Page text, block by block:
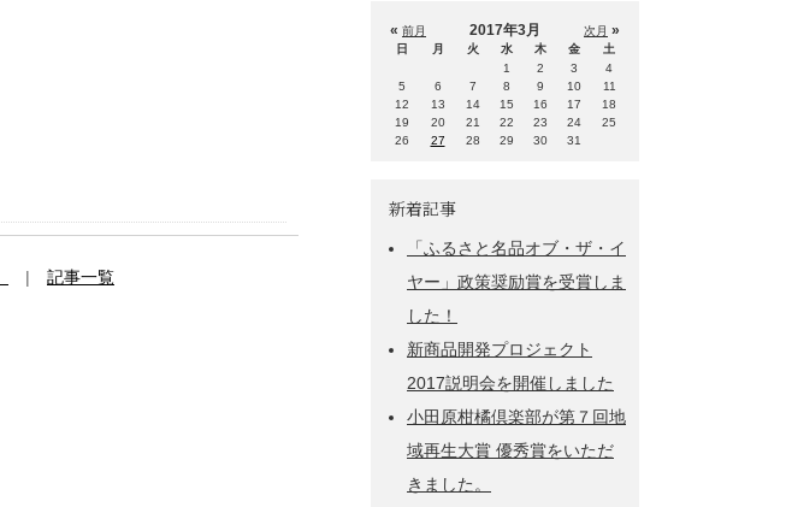
| 記事一覧
« 前月 次月 »
2017年3月
日 月 火 水 木 金
土
1
2 3
4
5
6 7 8 9 10
11
12
13 14 15 16 17
18
19
20 21 22 23 24
25
26
27 28 29 30 31
新着記事
「ふるさと名品オブ・ザ・イ
ヤー」政策奨励賞を受賞しま
した！
新商品開発プロジェクト
2017説明会を開催しました
小田原柑橘倶楽部が第７回地
域再生大賞 優秀賞をいただ
きました。